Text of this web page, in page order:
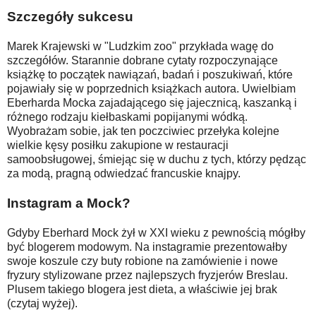
Szczegóły sukcesu
Marek Krajewski w "Ludzkim zoo" przykłada wagę do
szczegółów. Starannie dobrane cytaty rozpoczynające
książkę to początek nawiązań, badań i poszukiwań, które
pojawiały się w poprzednich książkach autora. Uwielbiam
Eberharda Mocka zajadającego się jajecznicą, kaszanką i
różnego rodzaju kiełbaskami popijanymi wódką.
Wyobrażam sobie, jak ten poczciwiec przełyka kolejne
wielkie kęsy posiłku zakupione w restauracji
samoobsługowej, śmiejąc się w duchu z tych, którzy pędząc
za modą, pragną odwiedzać francuskie knajpy.
Instagram a Mock?
Gdyby Eberhard Mock żył w XXI wieku z pewnością mógłby
być blogerem modowym. Na instagramie prezentowałby
swoje koszule czy buty robione na zamówienie i nowe
fryzury stylizowane przez najlepszych fryzjerów Breslau.
Plusem takiego blogera jest dieta, a właściwie jej brak
(czytaj wyżej).